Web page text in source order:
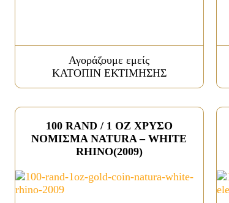
Αγοράζουμε εμείς
ΚΑΤΟΠΙΝ ΕΚΤΙΜΗΣΗΣ
100 RAND / 1 OZ ΧΡΥΣΟ
ΝΟΜΙΣΜΑ NATURA – WHITE
RHINO(2009)